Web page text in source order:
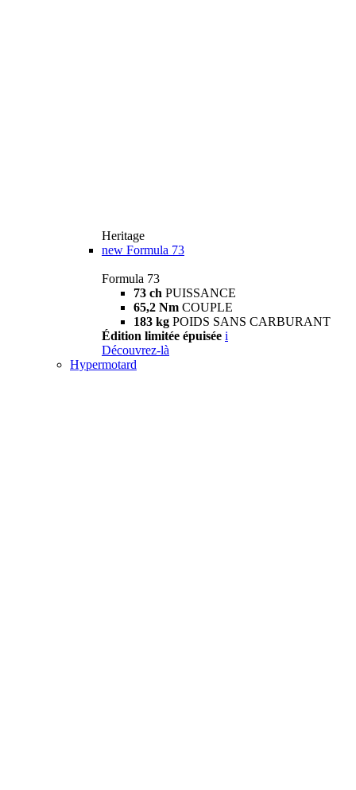
Heritage
new Formula 73
Formula 73
73 ch PUISSANCE
65,2 Nm COUPLE
183 kg POIDS SANS CARBURANT
Édition limitée épuisée i
Découvrez-là
Hypermotard